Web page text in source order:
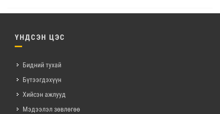
ҮНДСЭН ЦЭС
Бидний тухай
Бүтээгдэхүүн
Хийсэн ажлууд
Мэдээлэл зөвлөгөө